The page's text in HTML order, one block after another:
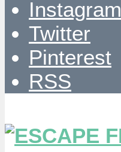
Instagram
Twitter
Pinterest
RSS